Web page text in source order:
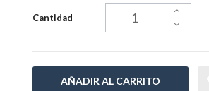
Cantidad
AÑADIR AL CARRITO